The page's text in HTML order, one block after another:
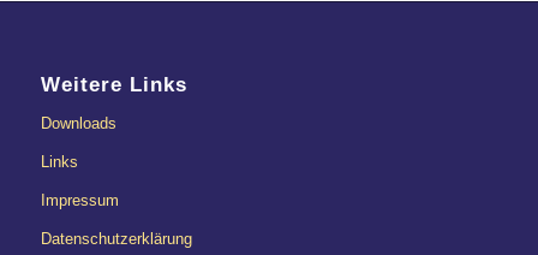
Weitere Links
Downloads
Links
Impressum
Datenschutzerklärung